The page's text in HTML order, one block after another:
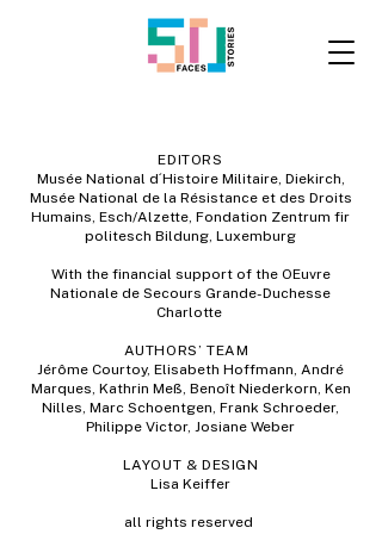
EDITORS
Musée National d´Histoire Militaire, Diekirch,
Musée National de la Résistance et des Droits
Humains, Esch/Alzette, Fondation Zentrum fir
politesch Bildung, Luxemburg
With the financial support of the OEuvre
Nationale de Secours Grande-Duchesse
Charlotte
AUTHORS’ TEAM
Jérôme Courtoy, Elisabeth Hoffmann, André
Marques, Kathrin Meß, Benoît Niederkorn, Ken
Nilles, Marc Schoentgen, Frank Schroeder,
Philippe Victor, Josiane Weber
LAYOUT & DESIGN
Lisa Keiffer
all rights reserved